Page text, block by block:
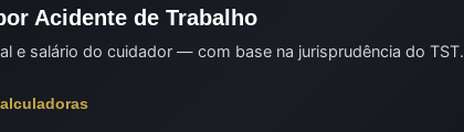
Acidente de Trabalho
e salário do cuidador — com base na jurisprudência do TST.